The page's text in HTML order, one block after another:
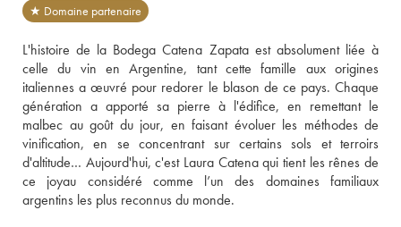
★ Domaine partenaire
L'histoire de la Bodega Catena Zapata est absolument liée à
celle du vin en Argentine, tant cette famille aux origines
italiennes a œuvré pour redorer le blason de ce pays. Chaque
génération a apporté sa pierre à l'édifice, en remettant le
malbec au goût du jour, en faisant évoluer les méthodes de
vinification, en se concentrant sur certains sols et terroirs
d'altitude… Aujourd'hui, c'est Laura Catena qui tient les rênes de
ce joyau considéré comme l’un des domaines familiaux
argentins les plus reconnus du monde.